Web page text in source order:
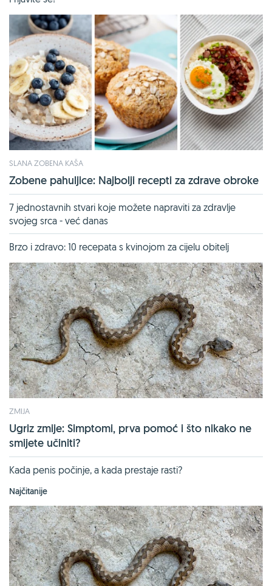
SLANA ZOBENA KAŠA
Zobene pahuljice: Najbolji recepti za zdrave obroke
7 jednostavnih stvari koje možete napraviti za zdravlje
svojeg srca - već danas
Brzo i zdravo: 10 recepata s kvinojom za cijelu obitelj
ZMIJA
Ugriz zmije: Simptomi, prva pomoć i što nikako ne
smijete učiniti?
Kada penis počinje, a kada prestaje rasti?
Najčitanije